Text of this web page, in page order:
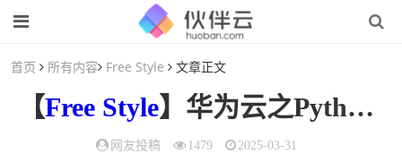
首页 所有内容 Free Style 文章正文
【Free Style】华为云之Python实践（二）
网友投稿 1479 2025-03-31